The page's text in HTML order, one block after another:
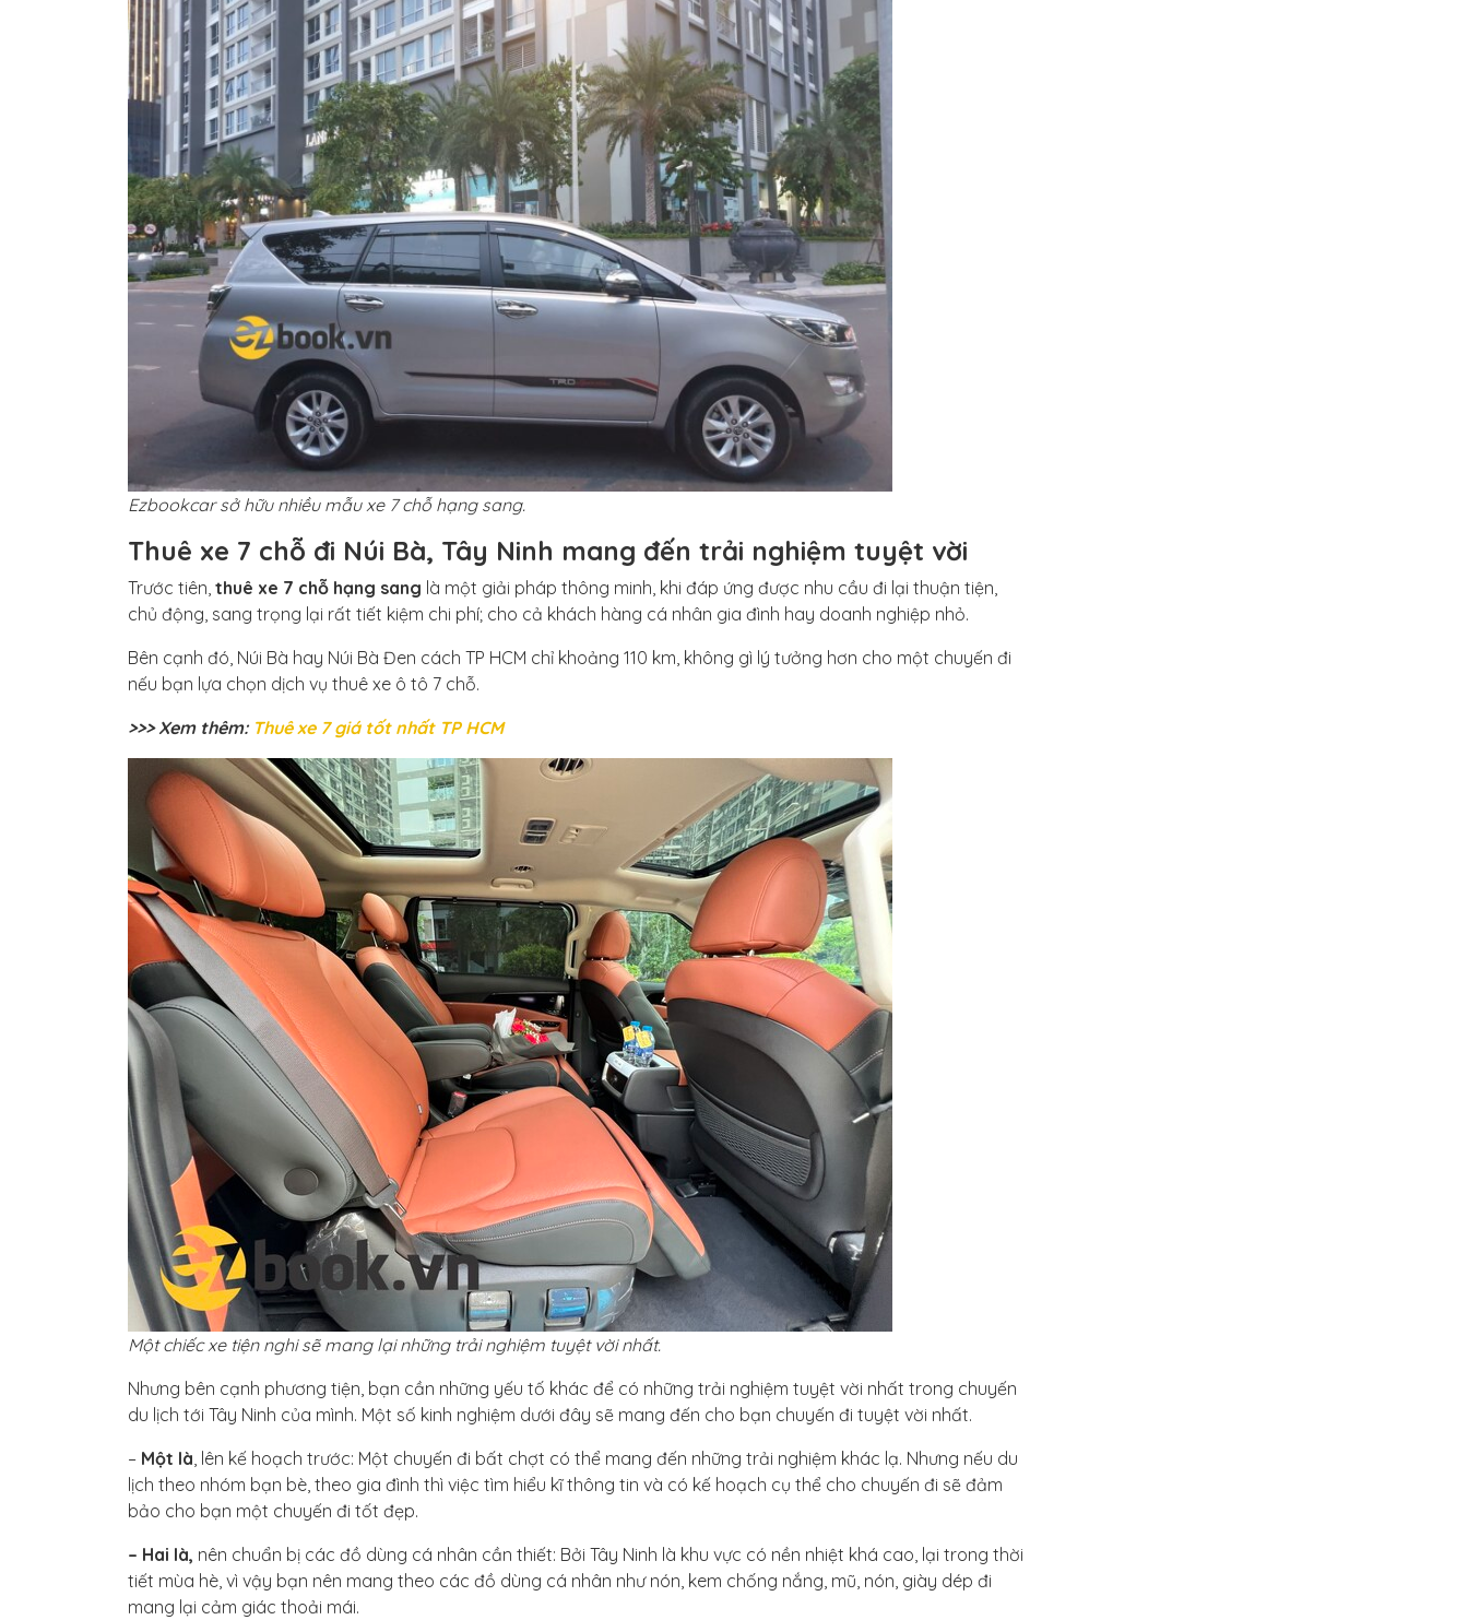
Ezbookcar sở hữu nhiều mẫu xe 7 chỗ hạng sang.
Thuê xe 7 chỗ đi Núi Bà, Tây Ninh mang đến trải nghiệm tuyệt vời
Trước tiên, thuê xe 7 chỗ hạng sang là một giải pháp thông minh, khi đáp ứng được nhu cầu đi lại thuận tiện,
chủ động, sang trọng lại rất tiết kiệm chi phí; cho cả khách hàng cá nhân gia đình hay doanh nghiệp nhỏ.
Bên cạnh đó, Núi Bà hay Núi Bà Đen cách TP HCM chỉ khoảng 110 km, không gì lý tưởng hơn cho một chuyến đi
nếu bạn lựa chọn dịch vụ thuê xe ô tô 7 chỗ.
>>> Xem thêm: Thuê xe 7 giá tốt nhất TP HCM
Một chiếc xe tiện nghi sẽ mang lại những trải nghiệm tuyệt vời nhất.
Nhưng bên cạnh phương tiện, bạn cần những yếu tố khác để có những trải nghiệm tuyệt vời nhất trong chuyến
du lịch tới Tây Ninh của mình. Một số kinh nghiệm dưới đây sẽ mang đến cho bạn chuyến đi tuyệt vời nhất.
– Một là, lên kế hoạch trước: Một chuyến đi bất chợt có thể mang đến những trải nghiệm khác lạ. Nhưng nếu du
lịch theo nhóm bạn bè, theo gia đình thì việc tìm hiểu kĩ thông tin và có kế hoạch cụ thể cho chuyến đi sẽ đảm
bảo cho bạn một chuyến đi tốt đẹp.
– Hai là, nên chuẩn bị các đồ dùng cá nhân cần thiết: Bởi Tây Ninh là khu vực có nền nhiệt khá cao, lại trong thời
tiết mùa hè, vì vậy bạn nên mang theo các đồ dùng cá nhân như nón, kem chống nắng, mũ, nón, giày dép đi
mang lại cảm giác thoải mái.